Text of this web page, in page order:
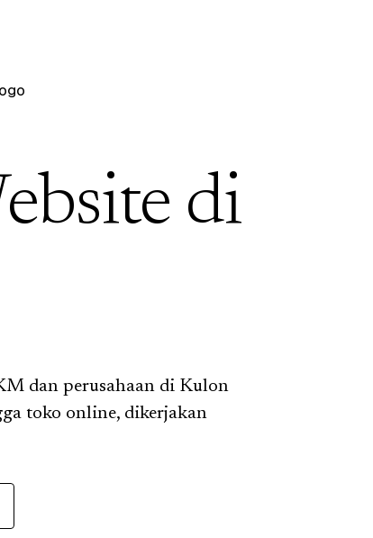
di
dan perusahaan di Kulon
toko online, dikerjakan